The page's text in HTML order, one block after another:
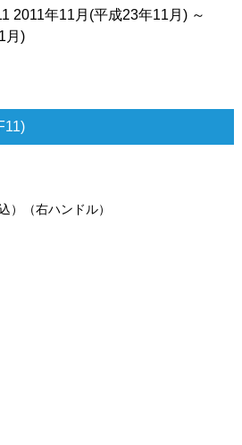
2011年11月(平成23年11月) ～
月)
）（右ハンドル）